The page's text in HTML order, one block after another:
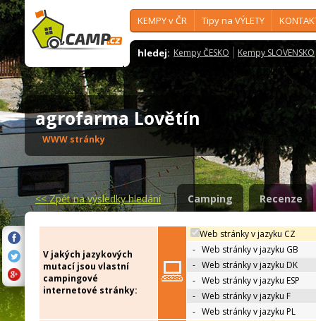
KEMPY v ČR Tipy na VÝLETY
hledej: Kempy ČESKO Kempy SLOVENSKO
agrofarma Lovětín
WWW stránky
<<Zpět na výsledky hledání Camping Recenze
V jakých jazykových
mutací jsou vlastní
campingové
internetové stránky:
Web stránky v jazyku CZ
- Web stránky v jazyku GB
- Web stránky v jazyku DK
- Web stránky v jazyku ESP
- Web stránky v jazyku F
- Web stránky v jazyku PL